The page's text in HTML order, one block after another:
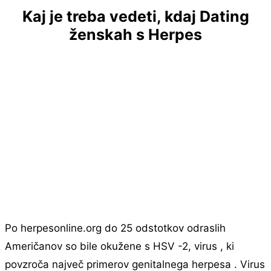
Javno Zdravje In Varnost Operacije In Posegi
Kaj je treba vedeti, kdaj Dating
ženskah s Herpes
Po herpesonline.org do 25 odstotkov odraslih
Američanov so bile okužene s HSV -2, virus , ki
povzroča največ primerov genitalnega herpesa . Virus